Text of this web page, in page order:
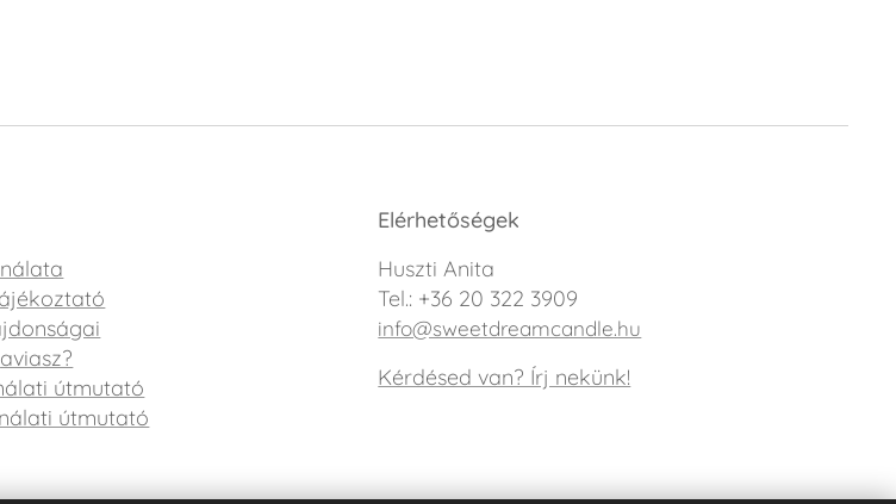
útmutató
útmutató
Elérhetőségek
Huszti Anita
Tel.: +36 20 322 3909
info@sweetdreamcandle.hu
Kérdésed van? Írj nekünk!